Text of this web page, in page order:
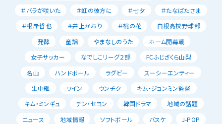
＃バラが咲いた
＃虹の彼方に ＃七夕
＃たなばたさま
＃根岸哲也
＃井上かおり ＃桃の花
白根高校野球部
発酵
童謡 やまなしのうた
ホーム開幕戦
女子サッカー
なでしこリーグ２部
FCふじざくら山梨
名山
ハンドボール ラグビー
スーシーエンティー
生中継
ワイン ウンチク
キム・ジョンミン監督
キム・ミンギュ
チン・セヨン 韓国ドラマ
地域の話題
ニュース
地域情報 ソフトボール バスケ
J-POP